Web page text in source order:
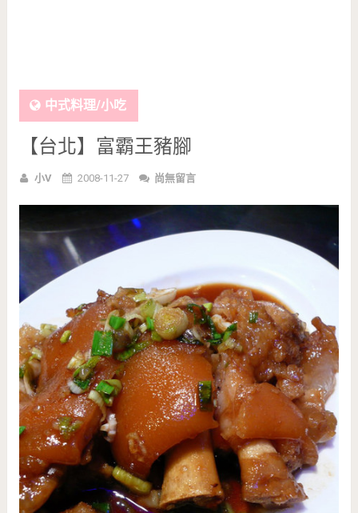
中式料理/小吃
【台北】富霸王豬腳
小V 2008-11-27 尚無留言